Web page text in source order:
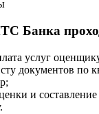
Банка
услуг
документов по
и составление